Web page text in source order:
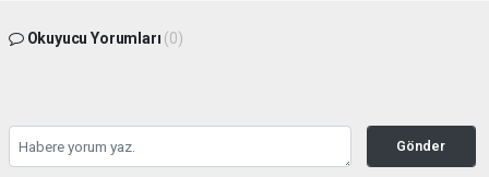
Okuyucu Yorumları (0)
Gönder